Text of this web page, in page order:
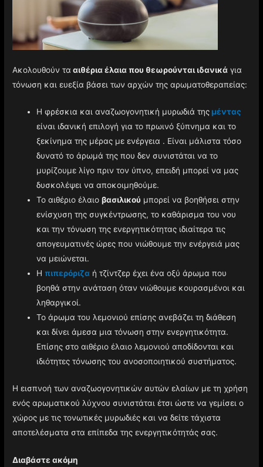
Ακολουθούν τα αιθέρια έλαια που θεωρούνται ιδανικά για
τόνωση και ευεξία βάσει των αρχών της αρωματοθεραπείας:
Η φρέσκια και αναζωογονητική μυρωδιά τηςμέντας
είναι ιδανική επιλογή για το πρωινό ξύπνημα και το
ξεκίνημα της μέρας με ενέργεια . Είναι μάλιστα τόσο
δυνατό το άρωμά της που δεν συνιστάται να το
μυρίζουμε λίγο πριν τον ύπνο, επειδή μπορεί να μας
δυσκολέψει να αποκοιμηθούμε.
Το αιθέριο έλαιοβασιλικού μπορεί να βοηθήσει στην
ενίσχυση της συγκέντρωσης, το καθάρισμα του νου
και την τόνωση της ενεργητικότητας ιδιαίτερα τις
απογευματινές ώρες που νιώθουμε την ενέργειά μας
να μειώνεται.
Η πιπερόριζα ή τζίντζερ έχει ένα οξύ άρωμα που
βοηθά στην ανάταση όταν νιώθουμε κουρασμένοι και
ληθαργικοί.
Το άρωμα του λεμονιού επίσης ανεβάζει τη διάθεση
και δίνει άμεσα μια τόνωση στην ενεργητικότητα.
Επίσης στο αιθέριο έλαιο λεμονιού αποδίδονται και
ιδιότητες τόνωσης του ανοσοποιητικού συστήματος.
Η εισπνοή των αναζωογονητικών αυτών ελαίων με τη χρήση
ενός αρωματικού λύχνου συνιστάται έτσι ώστε να γεμίσει ο
χώρος με τις τονωτικές μυρωδιές και να δείτε τάχιστα
αποτελέσματα στα επίπεδα της ενεργητικότητάς σας.
Διαβάστε ακόμη